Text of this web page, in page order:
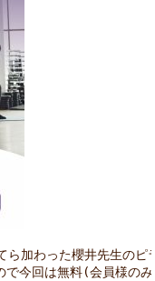
ら加わった櫻井先生の
で今回は無料(会員様